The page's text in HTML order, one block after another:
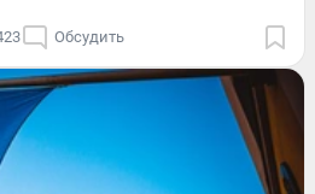
Обсудить